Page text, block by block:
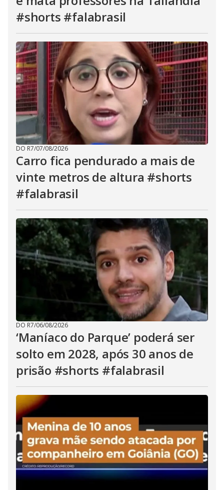
#shorts #falabrasil
DO R7/07/08/2026
Carro fica pendurado a mais de
vinte metros de altura #shorts
#falabrasil
DO R7/06/08/2026
‘Maníaco do Parque’ poderá ser
solto em 2028, após 30 anos de
prisão #shorts #falabrasil